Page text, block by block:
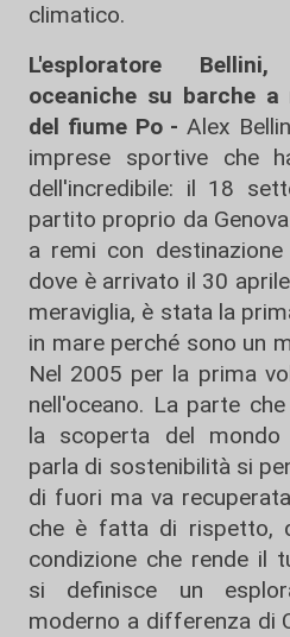
climatico.
L'esploratore
oceaniche su barche
del fiume Po - Alex
imprese sportive che
dell'incredibile: il 18
partito proprio da
a remi con destinazione
dove è arrivato il 30
meraviglia, è stata la
in mare perché sono un
Nel 2005 per la prima
nell'oceano. La parte
la scoperta del mondo
parla di sostenibilità si
di fuori ma va
che è fatta di rispetto,
condizione che rende il
si definisce un
moderno a differenza di